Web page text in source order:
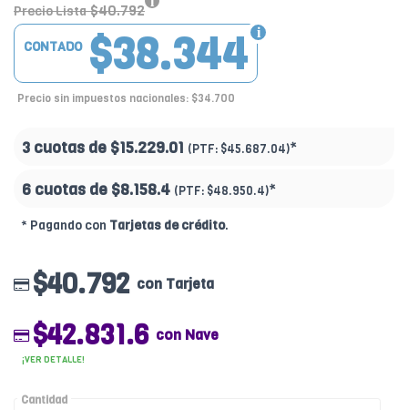
Precio Lista $40.792
$38.344
CONTADO
Precio sin impuestos nacionales: $34.700
3 cuotas de $15.229.01 (PTF: $45.687.04)*
6 cuotas de $8.158.4 (PTF: $48.950.4)*
* Pagando con Tarjetas de crédito.
$40.792 con Tarjeta
$42.831.6 con Nave
¡VER DETALLE!
Cantidad